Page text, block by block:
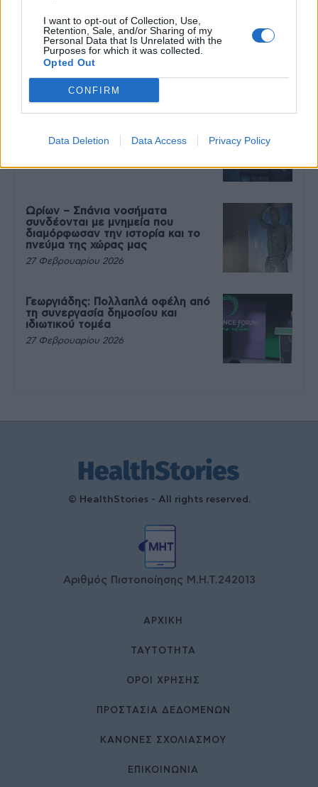
I want to opt-out of Collection, Use,
Retention, Sale, and/or Sharing of my
Personal Data that Is Unrelated with the
Purposes for which it was collected.
Opted Out
CONFIRM
Data Deletion Data Access Privacy Policy
Πάνω από 100 μωρά έχουν
γεννηθεί μέσω εξωσωματικής, με
την υποστήριξη της Be-Live
27 Φεβρουαρίου 2026
πάντα μετά την άσκηση
Ωρίων – Σπάνια νοσήματα
συνδέονται με μνημεία που
διαμόρφωσαν την ιστορία και το
πνεύμα της χώρας μας
27 Φεβρουαρίου 2026
Γεωργιάδης: Πολλαπλά οφέλη από
τη συνεργασία δημοσίου και
ιδιωτικού τομέα
27 Φεβρουαρίου 2026
© HealthStories - All rights reserved.
Αριθμός Πιστοποίησης Μ.Η.Τ.242013
ΑΡΧΙΚΉ
ΤΑΥΤΌΤΗΤΑ
ΌΡΟΙ ΧΡΉΣΗΣ
ΠΡΟΣΤΑΣΙΑ ΔΕΔΟΜΕΝΩΝ
ΚΑΝΟΝΕΣ ΣΧΟΛΙΑΣΜΟΥ
ΕΠΙΚΟΙΝΩΝΊΑ